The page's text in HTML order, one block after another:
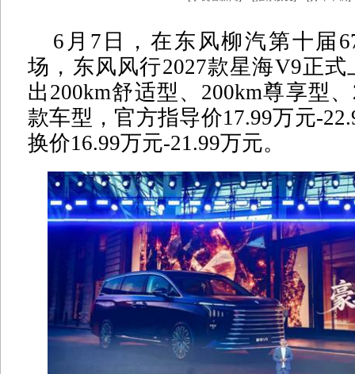
6月7日，在东风柳汽第十届
场，东风风行2027款星海V9正
出200km舒适型、200km尊享型
款车型，官方指导价17.99万元-
换价16.99万元-21.99万元。